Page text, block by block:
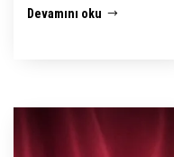
Devamını oku